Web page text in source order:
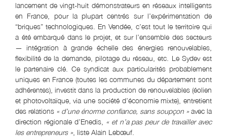
lancement de vingt-huit démonstrateurs en réseaux intelligents
en France, pour la plupart centrés sur l’expérimentation de
“briques” technologiques. En Vendée, c’est tout le territoire qui
a été embarqué dans le projet, et sur l’ensemble des secteurs
— intégration à grande échelle des énergies renouvelables,
flexibilité de la demande, pilotage du réseau, etc. Le Sydev est
le partenaire clé. Ce syndicat aux particularités probablement
uniques en France (toutes les communes du département sont
adhérentes), investit dans la production de renouvelables (éolien
et photovoltaïque, via une société d’économie mixte), entretient
des relations « d’une énorme confiance, sans soupçon » avec la
direction régionale d’Enedis, « et n’a pas peur de travailler avec
les entrepreneurs » , liste Alain Lebœuf.